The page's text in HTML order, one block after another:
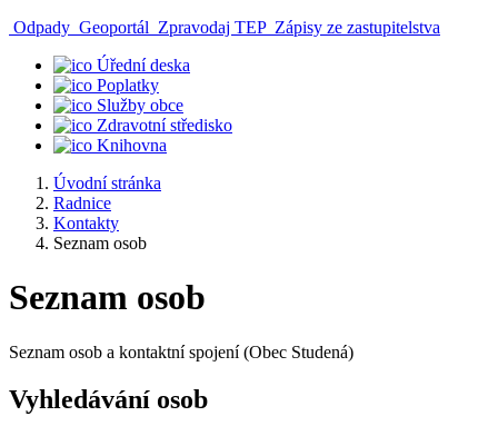
Odpady Geoportál Zpravodaj TEP Zápisy ze zastupitelstva
Úřední deska
Poplatky
Služby obce
Zdravotní středisko
Knihovna
Úvodní stránka
Radnice
Kontakty
Seznam osob
Seznam osob
Seznam osob a kontaktní spojení (Obec Studená)
Vyhledávání osob